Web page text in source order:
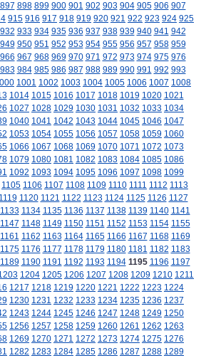
897 898 899 900 901 902 903 904 905 906 907
915 916 917 918 919 920 921 922 923 924 925
932 933 934 935 936 937 938 939 940 941 942
949 950 951 952 953 954 955 956 957 958 959
966 967 968 969 970 971 972 973 974 975 976
983 984 985 986 987 988 989 990 991 992 993
1001 1002 1003 1004 1005 1006 1007 1008
1014 1015 1016 1017 1018 1019 1020 1021
1027 1028 1029 1030 1031 1032 1033 1034
1040 1041 1042 1043 1044 1045 1046 1047
1053 1054 1055 1056 1057 1058 1059 1060
1066 1067 1068 1069 1070 1071 1072 1073
1079 1080 1081 1082 1083 1084 1085 1086
1092 1093 1094 1095 1096 1097 1098 1099
1105 1106 1107 1108 1109 1110 1111 1112 1113
1119 1120 1121 1122 1123 1124 1125 1126 1127
1133 1134 1135 1136 1137 1138 1139 1140 1141
1147 1148 1149 1150 1151 1152 1153 1154 1155
1161 1162 1163 1164 1165 1166 1167 1168 1169
1175 1176 1177 1178 1179 1180 1181 1182 1183
1189 1190 1191 1192 1193 1194 1195 1196 1197
1204 1205 1206 1207 1208 1209 1210 1211
1217 1218 1219 1220 1221 1222 1223 1224
1230 1231 1232 1233 1234 1235 1236 1237
1243 1244 1245 1246 1247 1248 1249 1250
1256 1257 1258 1259 1260 1261 1262 1263
1269 1270 1271 1272 1273 1274 1275 1276
1282 1283 1284 1285 1286 1287 1288 1289